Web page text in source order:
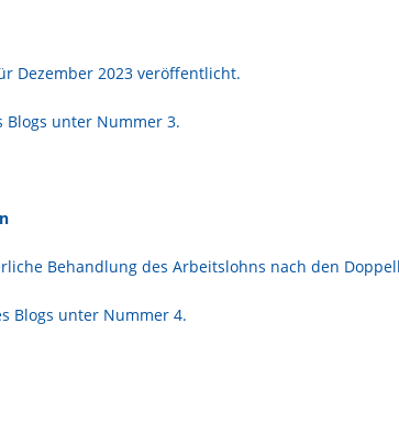
Dezember 2023 veröffentlicht.
Blogs unter Nummer 3.
Behandlung des Arbeitslohns nach den
Blogs unter Nummer 4.